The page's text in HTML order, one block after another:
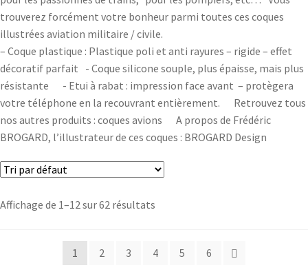
trouverez forcément votre bonheur parmi toutes ces coques
illustrées aviation militaire / civile.
– Coque plastique : Plastique poli et anti rayures – rigide – effet
décoratif parfait - Coque silicone souple, plus épaisse, mais plus
résistante - Etui à rabat : impression face avant – protègera
votre téléphone en la recouvrant entièrement. Retrouvez tous
nos autres produits : coques avions A propos de Frédéric
BROGARD, l’illustrateur de ces coques : BROGARD Design
Affichage de 1–12 sur 62 résultats
1 2 3 4 5 6